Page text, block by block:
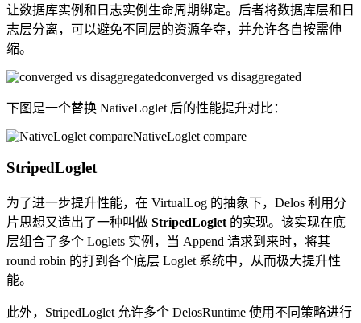
让数据库实例和日志实例生命周期绑定。后者将数据库层和日
志层分离，可以避免不同层的资源争夺，并允许各自按需伸
缩。
converged vs disaggregated
下图是一个替换 NativeLoglet 后的性能提升对比：
NativeLoglet compare
StripedLoglet
为了进一步提升性能，在 VirtualLog 的抽象下，Delos 利用分
片思想又造出了一种叫做 StripedLoglet 的实现。该实现在底
层组合了多个 Loglets 实例，当 Append 请求到来时，将其
round robin 的打到各个底层 Loglet 系统中，从而极大提升性
能。
此外，StripedLoglet 允许多个 DelosRuntime 使用不同策略进行